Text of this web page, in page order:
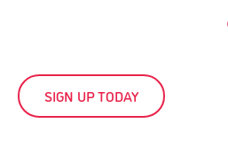
SIGN UP TODAY